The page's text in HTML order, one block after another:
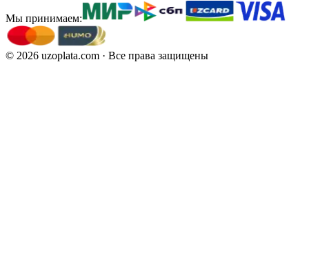
Мы принимаем:
© 2026 uzoplata.com · Все права защищены